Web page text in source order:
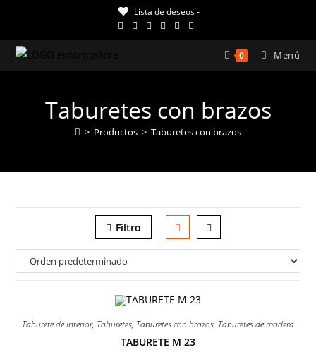
contenido
Lista de deseos -
0 Menú
Taburetes con brazos
> Productos > Taburetes con brazos
Filtro
Taburete de interior, Taburetes, Taburetes con brazos, Taburetes de madera
TABURETE M 23